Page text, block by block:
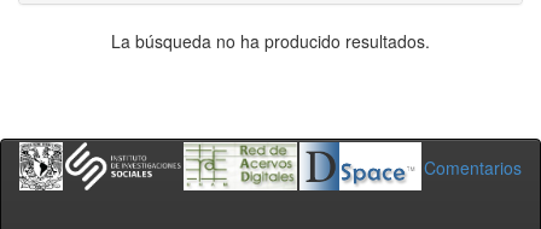
La búsqueda no ha producido resultados.
Comentarios